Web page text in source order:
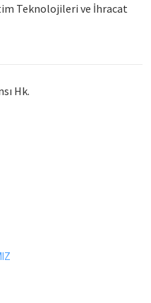
Teknolojileri ve İhracat
Hk.